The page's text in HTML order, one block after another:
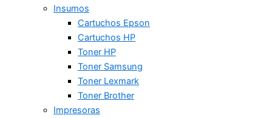
Insumos
Cartuchos Epson
Cartuchos HP
Toner HP
Toner Samsung
Toner Lexmark
Toner Brother
Impresoras